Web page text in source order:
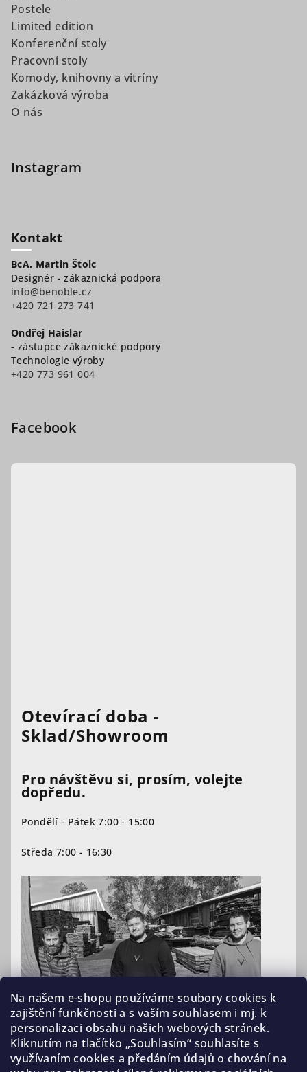
Na našem e-shopu používáme soubory cookies k
zajištění funkčnosti a s vaším souhlasem i mj. k
personalizaci obsahu našich webových stránek.
Kliknutím na tlačítko „Souhlasím“ souhlasíte s
využívaním cookies a předáním údajů o chování na
Postele
Limited edition
Konferenční stoly
Pracovní stoly
Komody, knihovny a vitríny
Zakázková výroba
O nás
Instagram
Kontakt
BcA. Martin Štolc
Designér - zákaznická podpora
info@benoble.cz
+420 721 273 741
Ondřej Haislar
- zástupce zákaznické podpory
Technologie výroby
+420 773 961 004
Facebook
Otevírací doba -
Sklad/Showroom
Pro návštěvu si, prosím, volejte
dopředu.
Pondělí - Pátek 7:00 - 15:00
Středa 7:00 - 16:30